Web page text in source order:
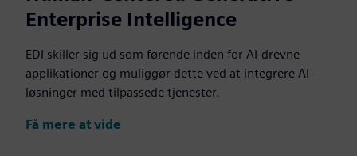
Enterprise Intelligence
EDI skiller sig ud som førende inden for AI-drevne
applikationer og muliggør dette ved at integrere AI-
løsninger med tilpassede tjenester.
Få mere at vide